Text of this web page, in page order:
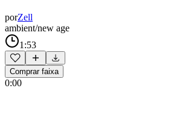
porZell
ambient/new age
1:53
Comprar faixa
0:00